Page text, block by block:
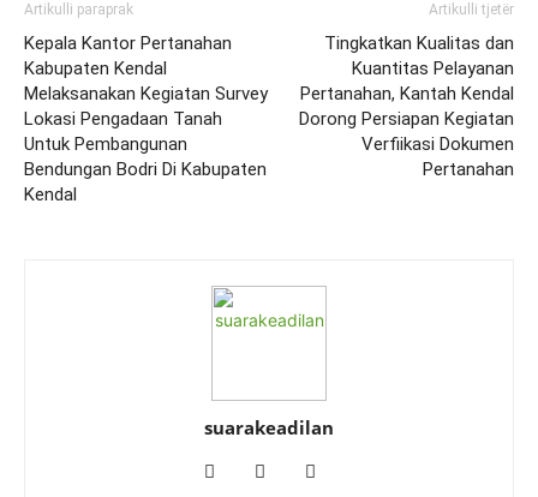
Artikulli paraprak
Kepala Kantor Pertanahan
Kabupaten Kendal
Melaksanakan Kegiatan Survey
Lokasi Pengadaan Tanah
Untuk Pembangunan
Bendungan Bodri Di Kabupaten
Kendal
Artikulli tjetër
Tingkatkan Kualitas dan
Kuantitas Pelayanan
Pertanahan, Kantah Kendal
Dorong Persiapan Kegiatan
Verfiikasi Dokumen
Pertanahan
suarakeadilan